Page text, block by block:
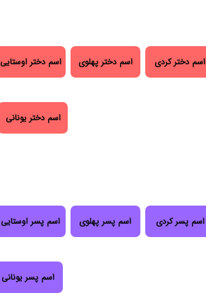
اسم دختر کردی اسم دختر پهلوی اسم دختر اوستایی
اسم دختر یونانی
اسم پسر کردی اسم پسر پهلوی اسم پسر اوستایی
اسم پسر یونانی